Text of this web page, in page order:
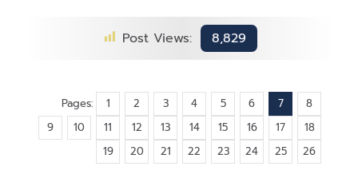
Post Views: 8,829
Pages: 1 2 3 4 5 6 7
8
9
10 11 12 13 14 15 16 17
18
19
20 21 22 23 24 25 26